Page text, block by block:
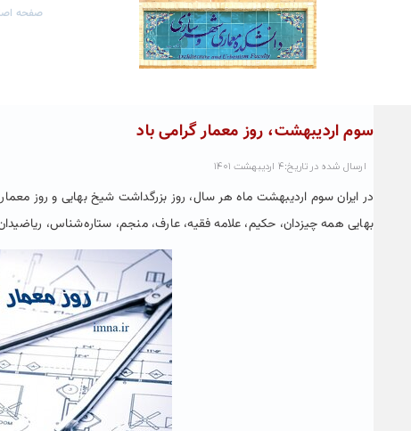
صفحه
سوم اردیبهشت، روز معمار گرامی باد
ارسال شده در تاریخ:۴ اردیبهشت ۱۴۰۱
در ایران سوم اردیبهشت ماه هر سال، روز بزرگداشت شیخ بهایی و روز
بهایی همه چیزدان، حکیم، علامه فقیه، عارف، منجم، ستاره‌شناس، ریاضیدان، شاعر،